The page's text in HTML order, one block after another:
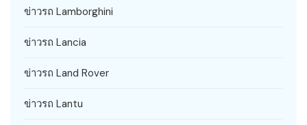
ข่าวรถ Lamborghini
ข่าวรถ Lancia
ข่าวรถ Land Rover
ข่าวรถ Lantu